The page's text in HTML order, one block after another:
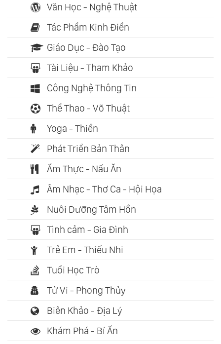
Văn Học - Nghệ Thuật
Tác Phẩm Kinh Điển
Giáo Dục - Đào Tạo
Tài Liệu - Tham Khảo
Công Nghệ Thông Tin
Thể Thao - Võ Thuật
Yoga - Thiền
Phát Triển Bản Thân
Ẩm Thực - Nấu Ăn
Âm Nhạc - Thơ Ca - Hội Họa
Nuôi Dưỡng Tâm Hồn
Tình cảm - Gia Đình
Trẻ Em - Thiếu Nhi
Tuổi Học Trò
Tử Vi - Phong Thủy
Biên Khảo - Địa Lý
Khám Phá - Bí Ẩn